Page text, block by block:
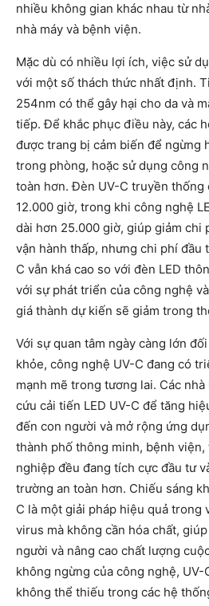
nhiều không gian khác nhau từ
nhà máy và bệnh viện.
Mặc dù có nhiều lợi ích, việc sử
với một số thách thức nhất định.
254nm có thể gây hại cho da và
tiếp. Để khắc phục điều này, các
được trang bị cảm biến để ngừng
trong phòng, hoặc sử dụng công
toàn hơn. Đèn UV-C truyền thống
12.000 giờ, trong khi công nghệ
dài hơn 25.000 giờ, giúp giảm chi
vận hành thấp, nhưng chi phí đầu
C vẫn khá cao so với đèn LED
với sự phát triển của công nghệ
giá thành dự kiến sẽ giảm trong
Với sự quan tâm ngày càng lớn
khỏe, công nghệ UV-C đang có
mạnh mẽ trong tương lai. Các
cứu cải tiến LED UV-C để tăng
đến con người và mở rộng ứng
thành phố thông minh, bệnh
nghiệp đều đang tích cực đầu tư
trường an toàn hơn. Chiếu sáng
C là một giải pháp hiệu quả trong
virus mà không cần hóa chất,
người và nâng cao chất lượng
không ngừng của công nghệ,
không thể thiếu trong các hệ